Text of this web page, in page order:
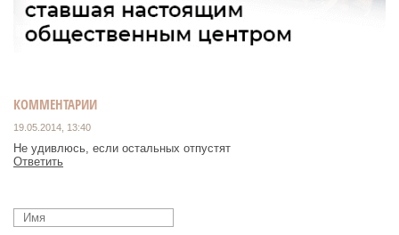
КОММЕНТАРИИ
19.05.2014, 13:40
Не удивлюсь, если остальных отпустят
Ответить